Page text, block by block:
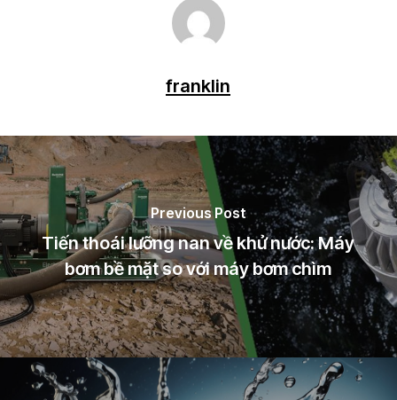
franklin
Previous Post
Tiến thoái lưỡng nan về khử nước: Máy
bơm bề mặt so với máy bơm chìm